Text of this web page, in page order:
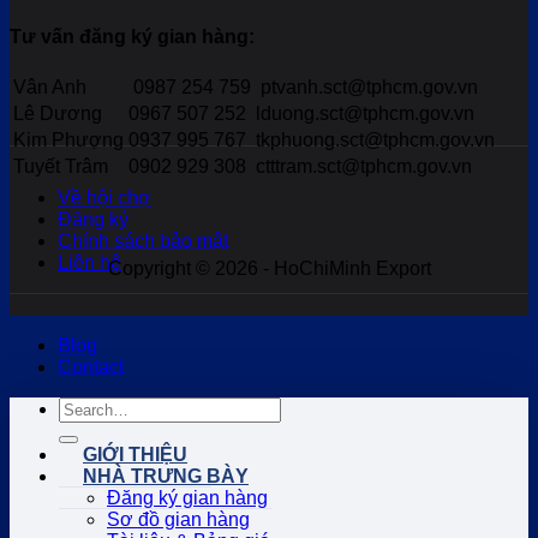
Tư vấn đăng ký gian hàng:
Vân Anh 0987 254 759 ptvanh.sct@tphcm.gov.vn
Lê Dương
0967 507 252
lduong.sct@tphcm.gov.vn
Kim Phượng 0937 995 767 tkphuong.sct@tphcm.gov.vn
Tuyết Trâm
0902 929 308 ctttram.sct@tphcm.gov.vn
Về hội chợ
Đăng ký
Chính sách bảo mật
Liên hệCopyright © 2026 - HoChiMinh Export
Blog
Contact
GIỚI THIỆU
NHÀ TRƯNG BÀY
Đăng ký gian hàng
Sơ đồ gian hàng